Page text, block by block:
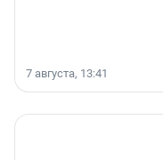
7 августа, 13:41